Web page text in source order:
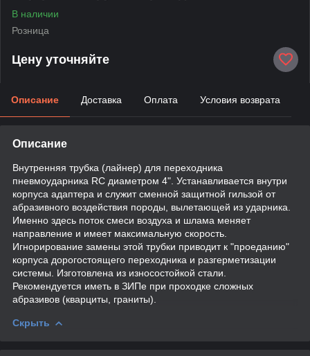
В наличии
Розница
Цену уточняйте
Описание Доставка Оплата Условия возврата
Описание
Внутренняя трубка (лайнер) для переходника
пневмоударника RC диаметром 4". Устанавливается внутри
корпуса адаптера и служит сменной защитной гильзой от
абразивного воздействия породы, вылетающей из ударника.
Именно здесь поток смеси воздуха и шлама меняет
направление и имеет максимальную скорость.
Игнорирование замены этой трубки приводит к "проеданию"
корпуса дорогостоящего переходника и разгерметизации
системы. Изготовлена из износостойкой стали.
Рекомендуется иметь в ЗИПе при проходке сложных
абразивов (кварциты, граниты).
Скрыть